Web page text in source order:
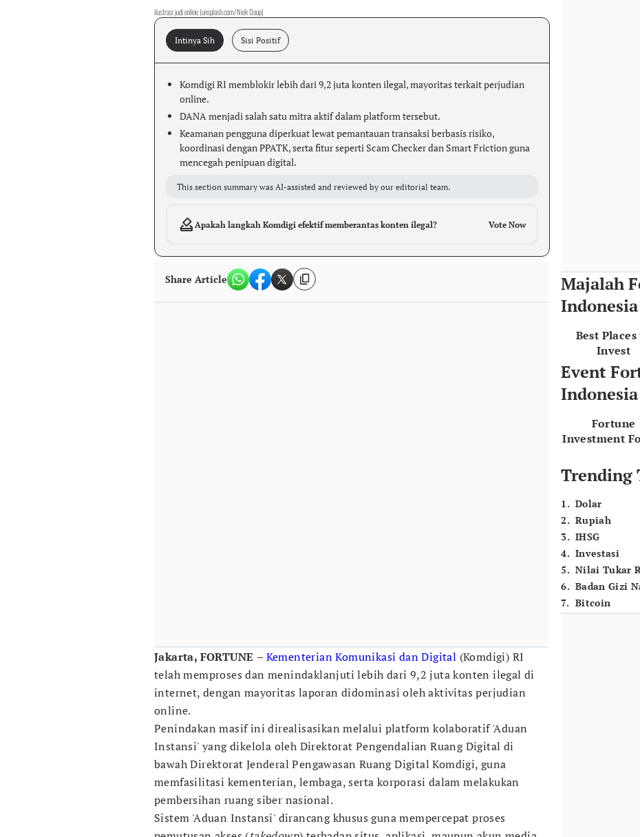
ilustrasi judi online (unsplash.com/Niek Doup)
Intinya Sih Sisi Positif
Komdigi RI memblokir lebih dari 9,2 juta konten ilegal, mayoritas terkait perjudian
online.
DANA menjadi salah satu mitra aktif dalam platform tersebut.
Keamanan pengguna diperkuat lewat pemantauan transaksi berbasis risiko,
koordinasi dengan PPATK, serta fitur seperti Scam Checker dan Smart Friction guna
mencegah penipuan digital.
This section summary was AI-assisted and reviewed by our editorial team.
Apakah langkah Komdigi efektif memberantas konten ilegal? Vote Now
Share Article
Jakarta, FORTUNE – Kementerian Komunikasi dan Digital (Komdigi) RI
telah memproses dan menindaklanjuti lebih dari 9,2 juta konten ilegal di
internet, dengan mayoritas laporan didominasi oleh aktivitas perjudian
online.
Penindakan masif ini direalisasikan melalui platform kolaboratif 'Aduan
Instansi' yang dikelola oleh Direktorat Pengendalian Ruang Digital di
bawah Direktorat Jenderal Pengawasan Ruang Digital Komdigi, guna
memfasilitasi kementerian, lembaga, serta korporasi dalam melakukan
pembersihan ruang siber nasional.
Sistem 'Aduan Instansi' dirancang khusus guna mempercepat proses
Majalah
Indonesia
Best
Invest
Event
Indonesia
Fortune
Investment
Trending
1. Dolar
2. Rupiah
3. IHSG
4. Investasi
5. Nilai Tukar
6. Badan Gizi
7. Bitcoin